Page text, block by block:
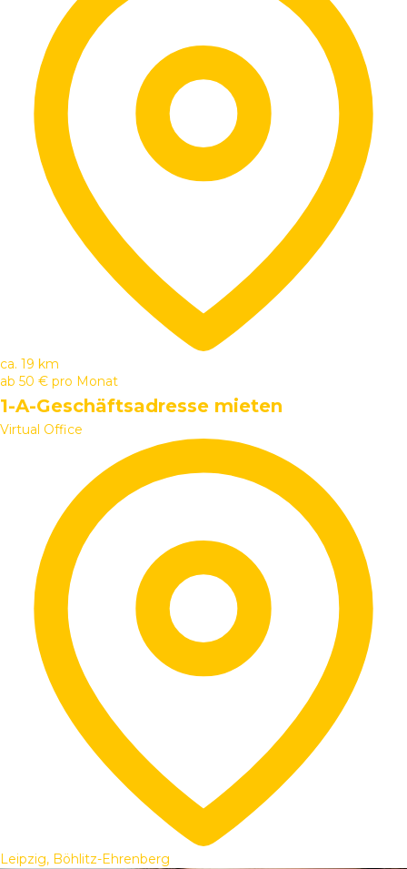
ca. 19 km
ab 50 € pro Monat
1-A-Geschäftsadresse mieten
Virtual Office
Leipzig, Böhlitz-Ehrenberg